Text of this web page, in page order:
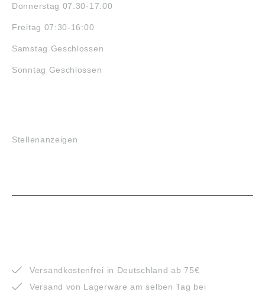
Donnerstag 07:30-17:00
Freitag 07:30-16:00
Samstag Geschlossen
Sonntag Geschlossen
Stellenanzeigen
Versandkostenfrei in Deutschland ab 75€
Versand von Lagerware am selben Tag bei